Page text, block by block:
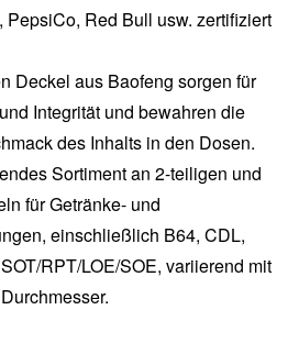
Red Bull usw. zertifiziert
Deckel aus Baofeng sorgen für
Integrität und bewahren die
des Inhalts in den Dosen.
Sortiment an 2-teiligen und
für Getränke- und
einschließlich B64, CDL,
RPT/LOE/SOE, variierend mit